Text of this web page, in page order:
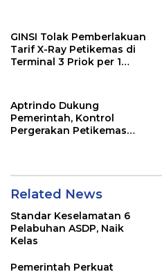
GINSI Tolak Pemberlakuan
Tarif X-Ray Petikemas di
Terminal 3 Priok per 1
Aptrindo Dukung
Pemerintah, Kontrol
Pergerakan Petikemas
Related News
Standar Keselamatan 6
Pelabuhan ASDP, Naik
Kelas
Pemerintah Perkuat